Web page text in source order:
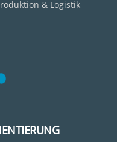
& Logistik